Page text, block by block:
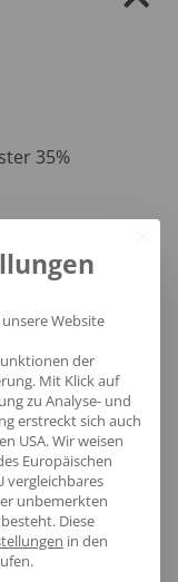
35%
Website
der
Mit Klick auf
zu Analyse- und
erstreckt sich auch
USA. Wir weisen
Europäischen
vergleichbares
unbemerkten
Diese
in den